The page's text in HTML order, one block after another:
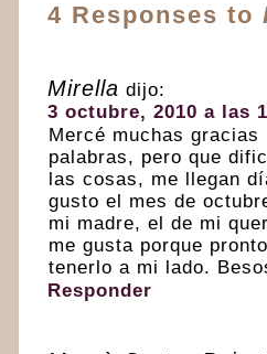
4 Responses to
Mirella dijo:
3 octubre, 2010 a las
Mercé muchas
palabras, pero que
las cosas, me llegan
gusto el mes de
mi madre, el de mi
me gusta porque
tenerlo a mi lado.
Responder